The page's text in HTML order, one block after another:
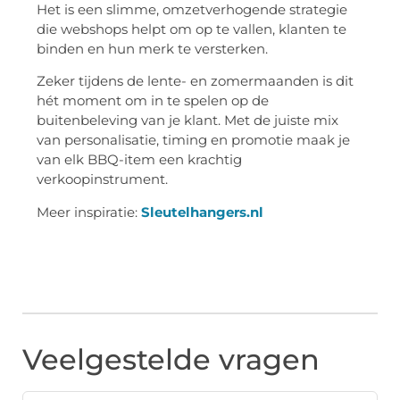
Het is een slimme, omzetverhogende strategie
die webshops helpt om op te vallen, klanten te
binden en hun merk te versterken.
Zeker tijdens de lente- en zomermaanden is dit
hét moment om in te spelen op de
buitenbeleving van je klant. Met de juiste mix
van personalisatie, timing en promotie maak je
van elk BBQ-item een krachtig
verkoopinstrument.
Meer inspiratie: Sleutelhangers.nl
Veelgestelde vragen